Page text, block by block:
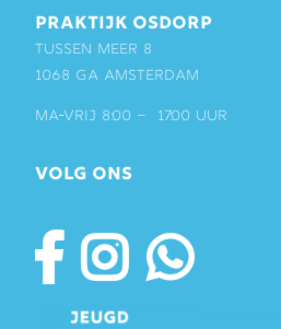
PRAKTIJK OSDORP
Tussen Meer 8
1068 GA Amsterdam
ma-vrij 8:00 – 17:00 uur
VOLG ONS